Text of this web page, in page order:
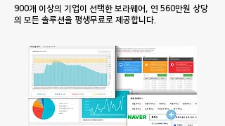
900개 이상의 기업이 선택한 보라웨어, 연 560만원 상당
의 모든 솔루션을 평생무료로 제공합니다.